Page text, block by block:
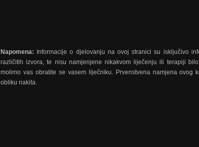
Napomena: Informacije o djelovanju na ovoj stranici su isključivo
različitih izvora, te nisu namjenjene nikakvom liječenju ili terapiji
molimo vas obratite se vasem liječniku. Prvenstvena namjena ovog
obliku nakita.